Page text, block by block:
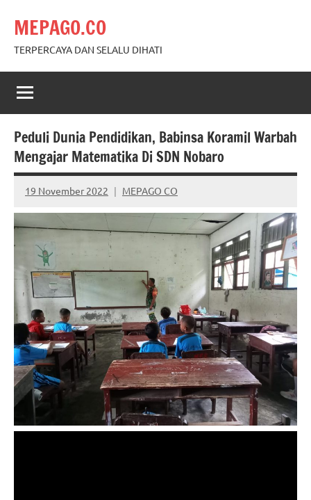
content
MEPAGO.CO
TERPERCAYA DAN SELALU DIHATI
Peduli Dunia Pendidikan, Babinsa Koramil Warbah
Mengajar Matematika Di SDN Nobaro
19 November 2022 MEPAGO CO
No
comments